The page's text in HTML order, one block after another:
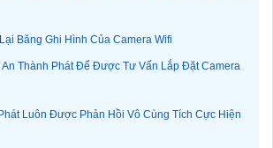
Băng Ghi Hình Của Camera Wifi
Thành Phát Để Được Tư Vấn Lắp Đặt Camera
Luôn Được Phản Hồi Vô Cùng Tích Cực Hiện